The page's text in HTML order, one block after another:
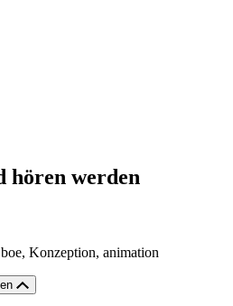
hören werden
Konzeption, animation